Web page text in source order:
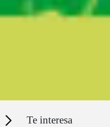
Te interesa